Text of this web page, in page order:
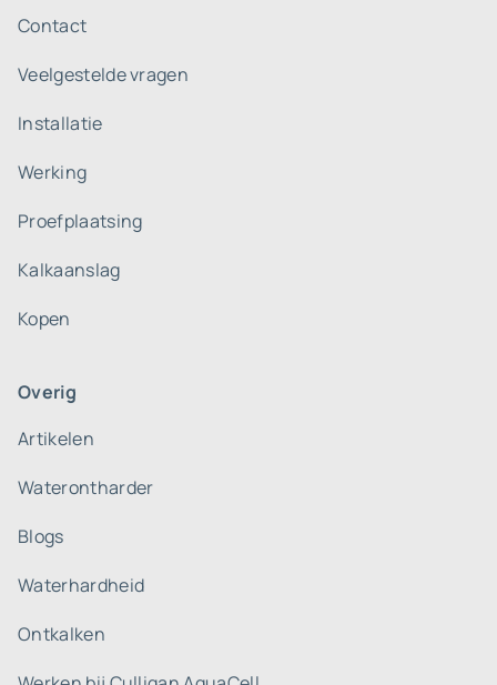
Contact
Veelgestelde vragen
Installatie
Werking
Proefplaatsing
Kalkaanslag
Kopen
Overig
Artikelen
Waterontharder
Blogs
Waterhardheid
Ontkalken